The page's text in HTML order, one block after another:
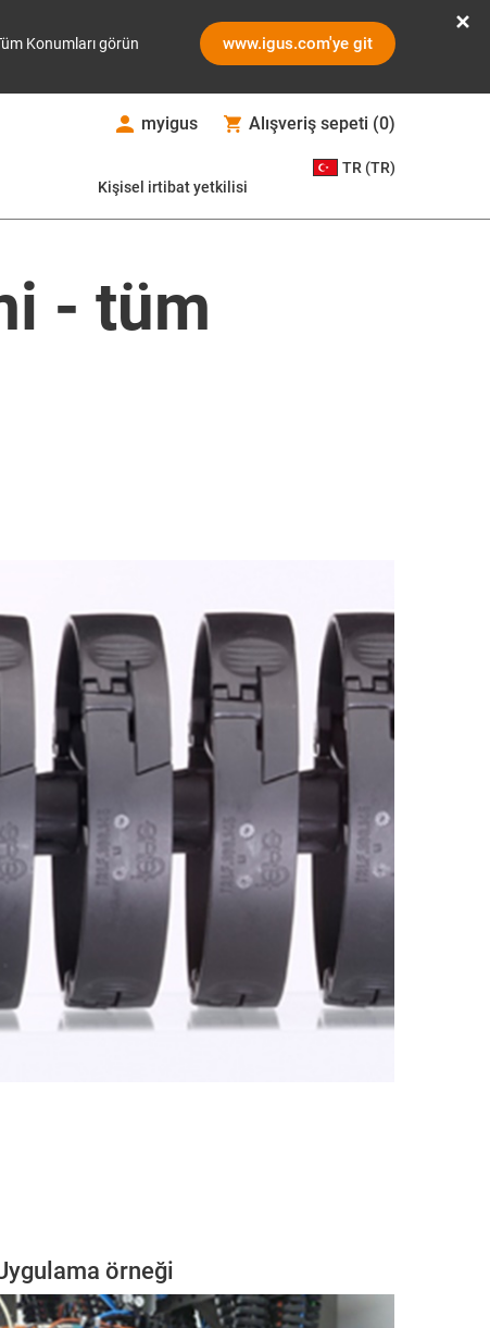
Konumları görün www.igus.com'ye git
myigus Alışveriş sepeti (0)
Kişisel irtibat yetkilisi
TR (TR)
- tüm
örneği